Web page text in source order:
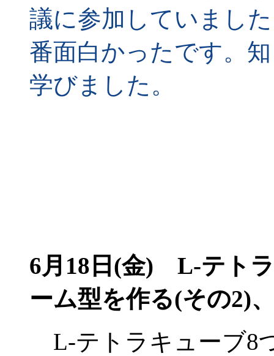
議に参加していまし
番面白かったです。
学びました。
6月18日(金) L-テトラ
ーム型を作る(その2)
L-テトラキューブ8